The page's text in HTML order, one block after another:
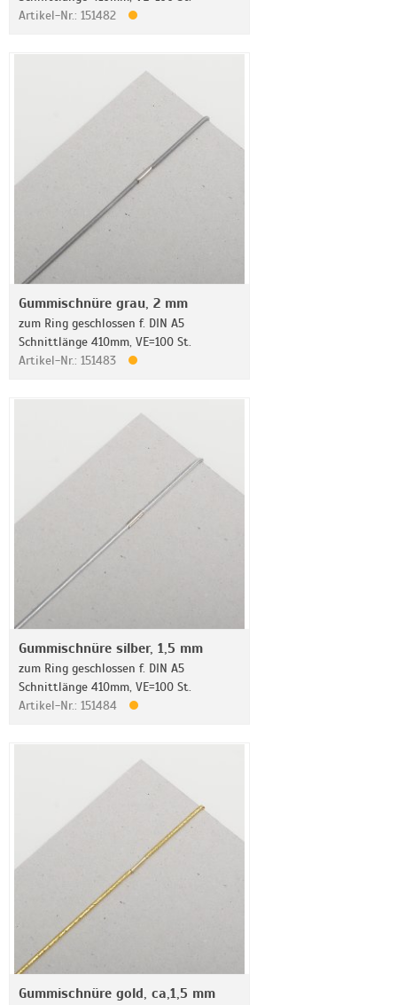
Artikel-Nr.: 151482
Gummischnüre grau, 2 mm
zum Ring geschlossen f. DIN A5
Schnittlänge 410mm, VE=100 St.
Artikel-Nr.: 151483
Gummischnüre silber, 1,5 mm
zum Ring geschlossen f. DIN A5
Schnittlänge 410mm, VE=100 St.
Artikel-Nr.: 151484
Gummischnüre gold, ca,1,5 mm